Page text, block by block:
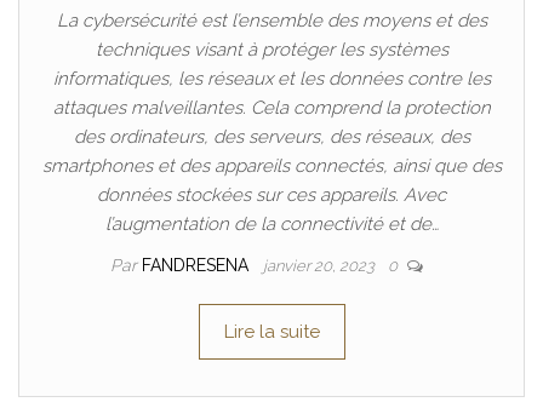
La cybersécurité est l’ensemble des moyens et des
techniques visant à protéger les systèmes
informatiques, les réseaux et les données contre les
attaques malveillantes. Cela comprend la protection
des ordinateurs, des serveurs, des réseaux, des
smartphones et des appareils connectés, ainsi que des
données stockées sur ces appareils. Avec
l’augmentation de la connectivité et de…
Par FANDRESENA janvier 20, 2023 0
Lire la suite